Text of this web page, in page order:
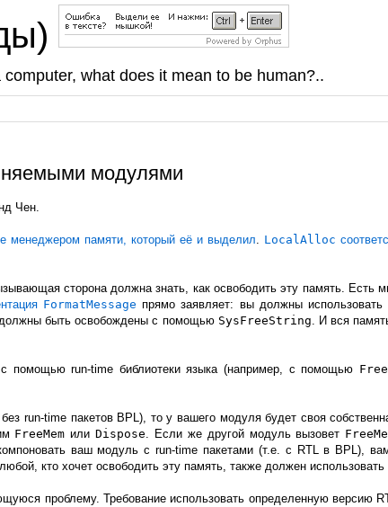
what does it mean to be human?..
модулями
Чен.
менеджером памяти, который её и выделил. LocalAlloc
сторона должна знать, как освободить эту память. Есть
FormatMessage прямо заявляет: вы должны
быть освобождены с помощью SysFreeString. И вся
помощью run-time библиотеки языка (например, с помощью
run-time пакетов BPL), то у вашего модуля будет своя
FreeMem илиDispose. Если же другой модуль вызовет
ваш модуль с run-time пакетами (т.е. с RTL в BPL),
кто хочет освободить эту память, также должен использовать
проблему. Требование использовать определенную версию